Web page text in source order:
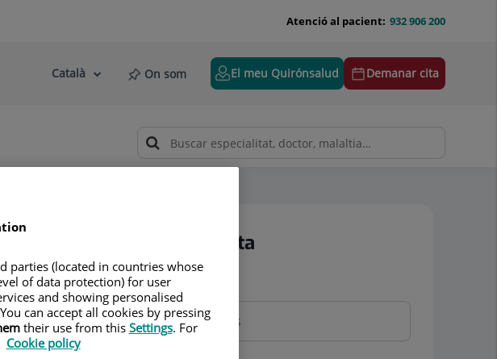
932 906 200
Atenció al pacient:
Selector
Llenguatge
Català On som El meu Quirónsalud Demanar cita
Demanar cita
Nom i cognoms
parties (located in countries whose
of data protection) for user
and showing personalised
can accept all cookies by pressing
their use from this Settings. For
Cookie policy